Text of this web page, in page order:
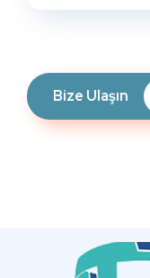
Bize Ulaşın